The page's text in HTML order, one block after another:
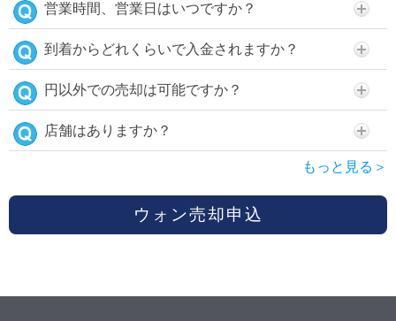
営業時間、営業日はいつですか？
到着からどれくらいで入金されますか？
円以外での売却は可能ですか？
店舗はありますか？
もっと見る＞
ウォン売却申込